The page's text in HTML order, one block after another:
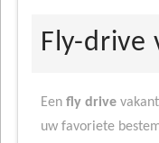
Fly-drive
Een fly drive
uw favoriete